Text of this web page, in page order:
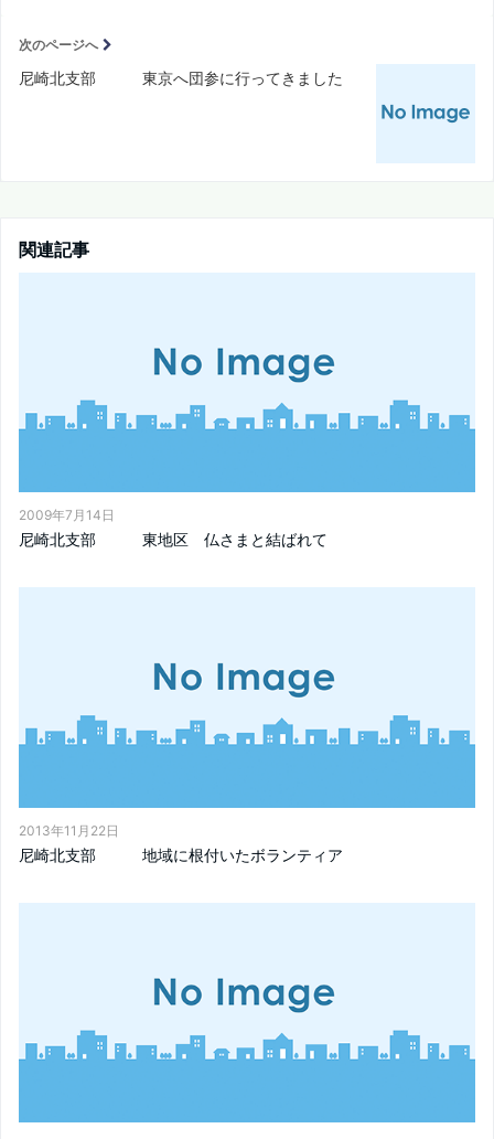
次のページへ
尼崎北支部 東京へ団参に行ってきました
関連記事
2009年7月14日
尼崎北支部 東地区 仏さまと結ばれて
2013年11月22日
尼崎北支部 地域に根付いたボランティア